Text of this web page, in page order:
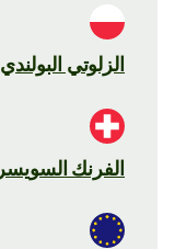
الزلوتي البولندي
الفرنك السويسري